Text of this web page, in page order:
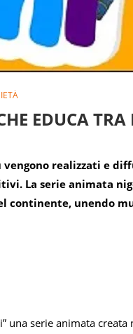
EDUCA
vengono realizzati e
La serie animata
continente, unendo
una serie animata